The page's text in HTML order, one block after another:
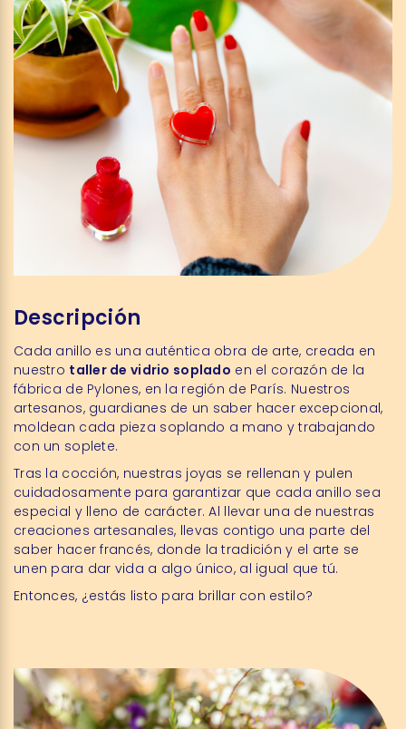
Descripción
Cada anillo es una auténtica obra de arte, creada en
nuestro taller de vidrio soplado en el corazón de la
fábrica de Pylones, en la región de París. Nuestros
artesanos, guardianes de un saber hacer excepcional,
moldean cada pieza soplando a mano y trabajando
con un soplete.
Tras la cocción, nuestras joyas se rellenan y pulen
cuidadosamente para garantizar que cada anillo sea
especial y lleno de carácter. Al llevar una de nuestras
creaciones artesanales, llevas contigo una parte del
saber hacer francés, donde la tradición y el arte se
unen para dar vida a algo único, al igual que tú.
Entonces, ¿estás listo para brillar con estilo?